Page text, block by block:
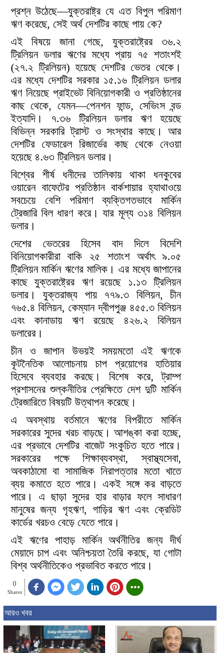
প্রশ্ন উঠেছে—যুক্তরাষ্ট্র যে এত বিপুল পরিমাণ
ঋণ করেছে, সেই অর্থ দেশটির কাছে পায় কে?
এই বিষয়ে জানা গেছে, যুক্তরাষ্ট্রের ৩৬.২
ট্রিলিয়ন ডলার ঋণের মধ্যে প্রায় ৭৫ শতাংশই
(২৭.২ ট্রিলিয়ন) হয়েছে দেশটির ভেতর থেকে।
এর মধ্যে দেশটির সরকার ১৫.১৬ ট্রিলিয়ন ডলার
ঋণ নিয়েছে প্রাইভেট বিনিয়োগকারী ও প্রতিষ্ঠানের
কাছ থেকে, যেমন—পেনশন ফান্ড, সেভিংস বন্ড
ইত্যাদি। ৭.৩৬ ট্রিলিয়ন ডলার ঋণ হয়েছে
বিভিন্ন সরকারি ট্রাস্ট ও সংস্থার কাছে। আর
দেশটির ফেডারেল রিজার্ভের কাছ থেকে নেওয়া
হয়েছে ৪.৬৩ ট্রিলিয়ন ডলার।
বিশ্বের শীর্ষ ধনীদের তালিকায় থাকা ধনকুবের
ওয়ারেন বাফেটের প্রতিষ্ঠান বার্কশায়ার হ্যাথাওয়ে
সবচেয়ে বেশি পরিমাণ ব্যক্তিগতভাবে মার্কিন
ট্রেজারি বিল ধারণ করে। যার মূল্য ৩১৪ বিলিয়ন
ডলার।
দেশের ভেতরের হিসেব বাদ দিলে বিদেশি
বিনিয়োগকারীরা বাকি ২৫ শতাংশ অর্থাৎ ৯.০৫
ট্রিলিয়ন মার্কিন ঋণের মালিক। এর মধ্যে জাপানের
কাছে যুক্তরাষ্ট্রের ঋণ রয়েছে ১.১৩ ট্রিলিয়ন
ডলার। যুক্তরাজ্য পায় ৭৭৯.৩ বিলিয়ন, চীন
৭৬৫.৪ বিলিয়ন, কেম্যান দ্বীপপুঞ্জ ৪৫৫.৩ বিলিয়ন
এবং কানাডায় ঋণ রয়েছে ৪২৬.২ বিলিয়ন
ডলারের।
চীন ও জাপান উভয়ই সময়মতো এই ঋণকে
কূটনৈতিক আলোচনায় চাপ প্রয়োগের হাতিয়ার
হিসেবে ব্যবহার করছে। বিশেষ করে, ট্রাম্প
প্রশাসনের শুল্কনীতির প্রেক্ষিতে দেশ দুটি মার্কিন
ট্রেজারিতে বিষয়টি উত্থাপন করেছে।
এ অবস্থায় বর্তমানে ঋণের বিপরীতে মার্কিন
সরকারের সুদের খরচ বাড়ছে। আশঙ্কা করা হচ্ছে,
এর প্রভাবে দেশটির বাজেট সংকুচিত হতে পারে।
সরকারের পক্ষে শিক্ষাব্যবস্থা, স্বাস্থ্যসেবা,
অবকাঠামো বা সামাজিক নিরাপত্তার মতো খাতে
ব্যয় কমাতে হতে পারে। একই সঙ্গে কর বাড়তে
পারে। এ ছাড়া সুদের হার বাড়ার ফলে সাধারণ
মানুষের জন্য গৃহঋণ, গাড়ির ঋণ এবং ক্রেডিট
কার্ডের খরচও বেড়ে যেতে পারে।
এই ঋণের পাহাড় মার্কিন অর্থনীতির জন্য দীর্ঘ
মেয়াদে চাপ এবং অনিশ্চয়তা তৈরি করছে, যা গোটা
বিশ্ব অর্থনীতিকেও প্রভাবিত করতে পারে।
0
Shares
আরও খবর